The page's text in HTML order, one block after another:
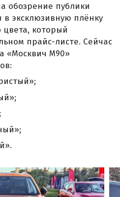
обозрение публики
в эксклюзивную плёнку
цвета, который
прайс-листе. Сейчас
«Москвич М90»